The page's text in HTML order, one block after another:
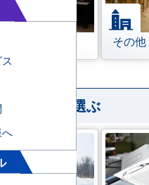
施設 その他
アコンを選ぶ